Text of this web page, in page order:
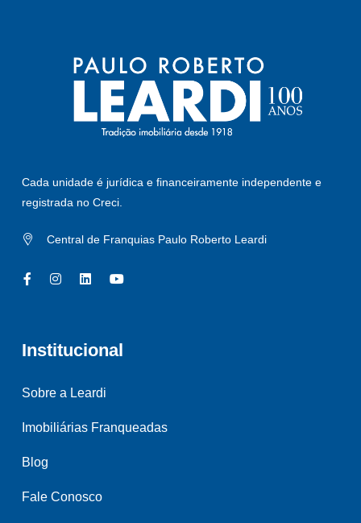
Cada unidade é jurídica e financeiramente independente e
registrada no Creci.
Central de Franquias Paulo Roberto Leardi
Institucional
Sobre a Leardi
Imobiliárias Franqueadas
Blog
Fale Conosco